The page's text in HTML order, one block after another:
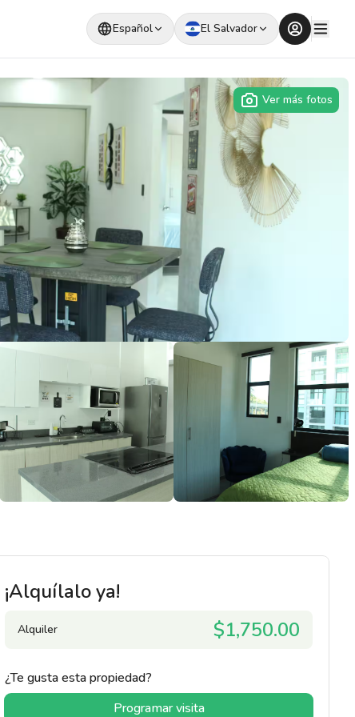
Español El Salvador
Ver más fotos
¡Alquílalo ya!
Alquiler $1,750.00
¿Te gusta esta propiedad?
Programar visita